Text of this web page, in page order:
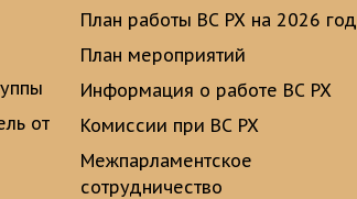
от
План работы ВС РХ на 2026 год
План мероприятий
Информация о работе ВС РХ
Комиссии при ВС РХ
Межпарламентское
сотрудничество